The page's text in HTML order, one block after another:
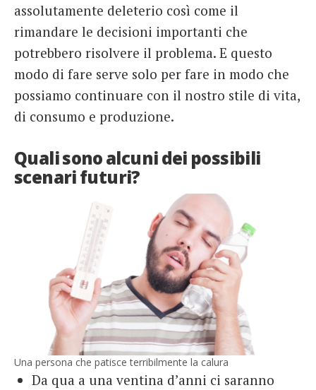
assolutamente deleterio così come il
rimandare le decisioni importanti che
potrebbero risolvere il problema. E questo
modo di fare serve solo per fare in modo che
possiamo continuare con il nostro stile di vita,
di consumo e produzione.
Quali sono alcuni dei possibili
scenari futuri?
Una persona che patisce terribilmente la calura
Da qua a una ventina d’anni ci saranno